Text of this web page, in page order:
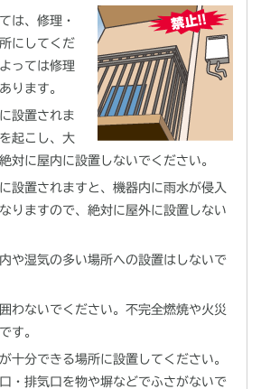
は、修理・
にしてくだ
っては修理
ります。
設置されま
起こし、大
対に屋内に設置しないでください。
設置されますと、機器内に雨水が侵入
りますので、絶対に屋外に設置しない
や湿気の多い場所への設置はしないで
わないでください。不完全燃焼や火災
す。
十分できる場所に設置してください。
・排気口を物や塀などでふさがないで